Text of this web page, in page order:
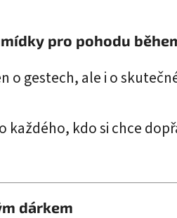
pro pohodu
o gestech, ale i o
každého, kdo si chce
dárkem